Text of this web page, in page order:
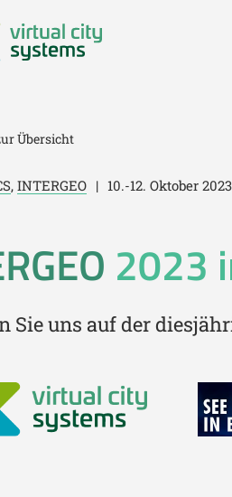
Übersicht
, INTERGEO | 10.-12. Oktober 2023
2023
Sie uns auf der